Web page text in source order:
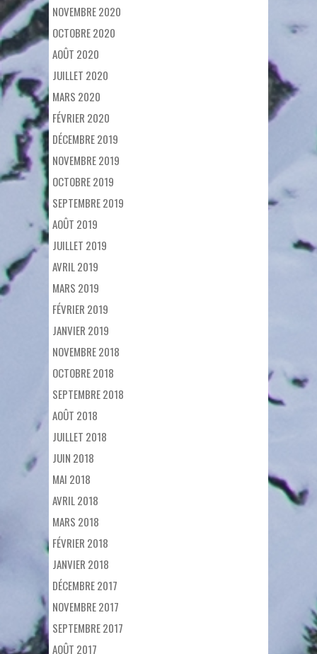
NOVEMBRE 2020
OCTOBRE 2020
AOÛT 2020
JUILLET 2020
MARS 2020
FÉVRIER 2020
DÉCEMBRE 2019
NOVEMBRE 2019
OCTOBRE 2019
SEPTEMBRE 2019
AOÛT 2019
JUILLET 2019
AVRIL 2019
MARS 2019
FÉVRIER 2019
JANVIER 2019
NOVEMBRE 2018
OCTOBRE 2018
SEPTEMBRE 2018
AOÛT 2018
JUILLET 2018
JUIN 2018
MAI 2018
AVRIL 2018
MARS 2018
FÉVRIER 2018
JANVIER 2018
DÉCEMBRE 2017
NOVEMBRE 2017
SEPTEMBRE 2017
AOÛT 2017